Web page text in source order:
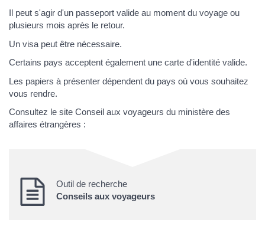
Il peut s'agir d'un passeport valide au moment du voyage ou
plusieurs mois après le retour.
Un visa peut être nécessaire.
Certains pays acceptent également une carte d'identité valide.
Les papiers à présenter dépendent du pays où vous souhaitez
vous rendre.
Consultez le site Conseil aux voyageurs du ministère des
affaires étrangères :
Outil de recherche
Conseils aux voyageurs